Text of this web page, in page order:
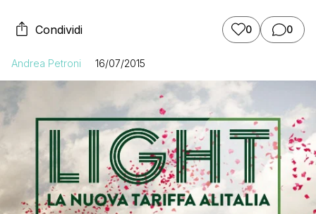
Condividi 0 0
Andrea Petroni 16/07/2015